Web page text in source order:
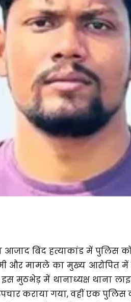
आजाद बिंद हत्याकांड में पुलिस
और मामले का मुख्य आरोपित
इस मुठभेड़ में थानाध्यक्ष थाना
कराया गया, वहीं एक